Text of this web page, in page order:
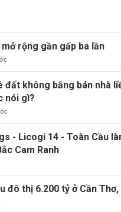
rộng gần gấp ba lần
đất không bằng bán nhà
nói gì?
- Licogi 14 - Toàn Cầu
Cam Ranh
đô thị 6.200 tỷ ở Cần